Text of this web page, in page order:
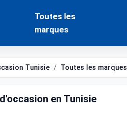
Toutes les
marques
Tunisie Toutes les marques
en Tunisie